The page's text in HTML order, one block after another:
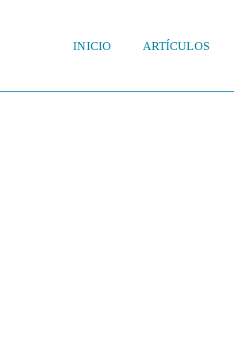
INICIO ARTÍCULOS